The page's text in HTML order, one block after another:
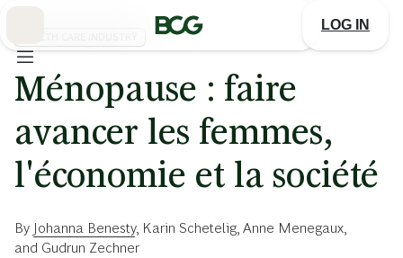
LOG IN
Ménopause : faire
avancer les femmes,
l'économie et la société
By Johanna Benesty, Karin Schetelig, Anne Menegaux
and Gudrun Zechner